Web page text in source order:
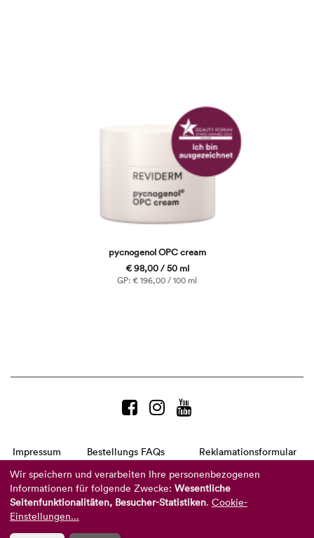
pycnogenol OPC cream
€ 98,00 / 50 ml
GP: € 196,00 / 100 ml
Impressum Bestellungs FAQs
Reklamationsformular
Telefon:+49 8104 8873-310
(Mo-Do: 9-16 Uhr und Fr: 9-14 Uhr)
Wir speichern und verarbeiten Ihre personenbezogenen
Informationen für folgende Zwecke: Wesentliche
Seitenfunktionalitäten, Besucher-Statistiken. Cookie-
Einstellungen...